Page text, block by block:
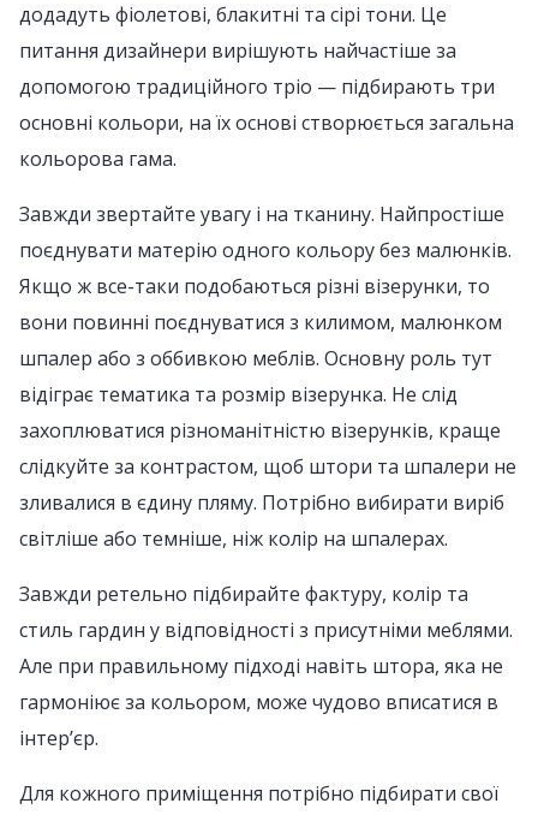
додадуть фіолетові, блакитні та сірі тони. Це
питання дизайнери вирішують найчастіше за
допомогою традиційного тріо — підбирають три
основні кольори, на їх основі створюється загальна
кольорова гама.
Завжди звертайте увагу і на тканину. Найпростіше
поєднувати матерію одного кольору без малюнків.
Якщо ж все-таки подобаються різні візерунки, то
вони повинні поєднуватися з килимом, малюнком
шпалер або з оббивкою меблів. Основну роль тут
відіграє тематика та розмір візерунка. Не слід
захоплюватися різноманітністю візерунків, краще
слідкуйте за контрастом, щоб штори та шпалери не
зливалися в єдину пляму. Потрібно вибирати виріб
світліше або темніше, ніж колір на шпалерах.
Завжди ретельно підбирайте фактуру, колір та
стиль гардин у відповідності з присутніми меблями.
Але при правильному підході навіть штора, яка не
гармоніює за кольором, може чудово вписатися в
інтер’єр.
Для кожного приміщення потрібно підбирати свої